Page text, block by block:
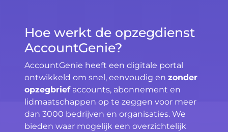
Hoe werkt de opzegdienst
AccountGenie?
AccountGenie heeft een digitale portal
ontwikkeld om snel, eenvoudig en zonder
opzegbriefaccounts, abonnement en
lidmaatschappen op te zeggen voor meer
dan 3000 bedrijven en organisaties. We
bieden waar mogelijk een overzichtelijk